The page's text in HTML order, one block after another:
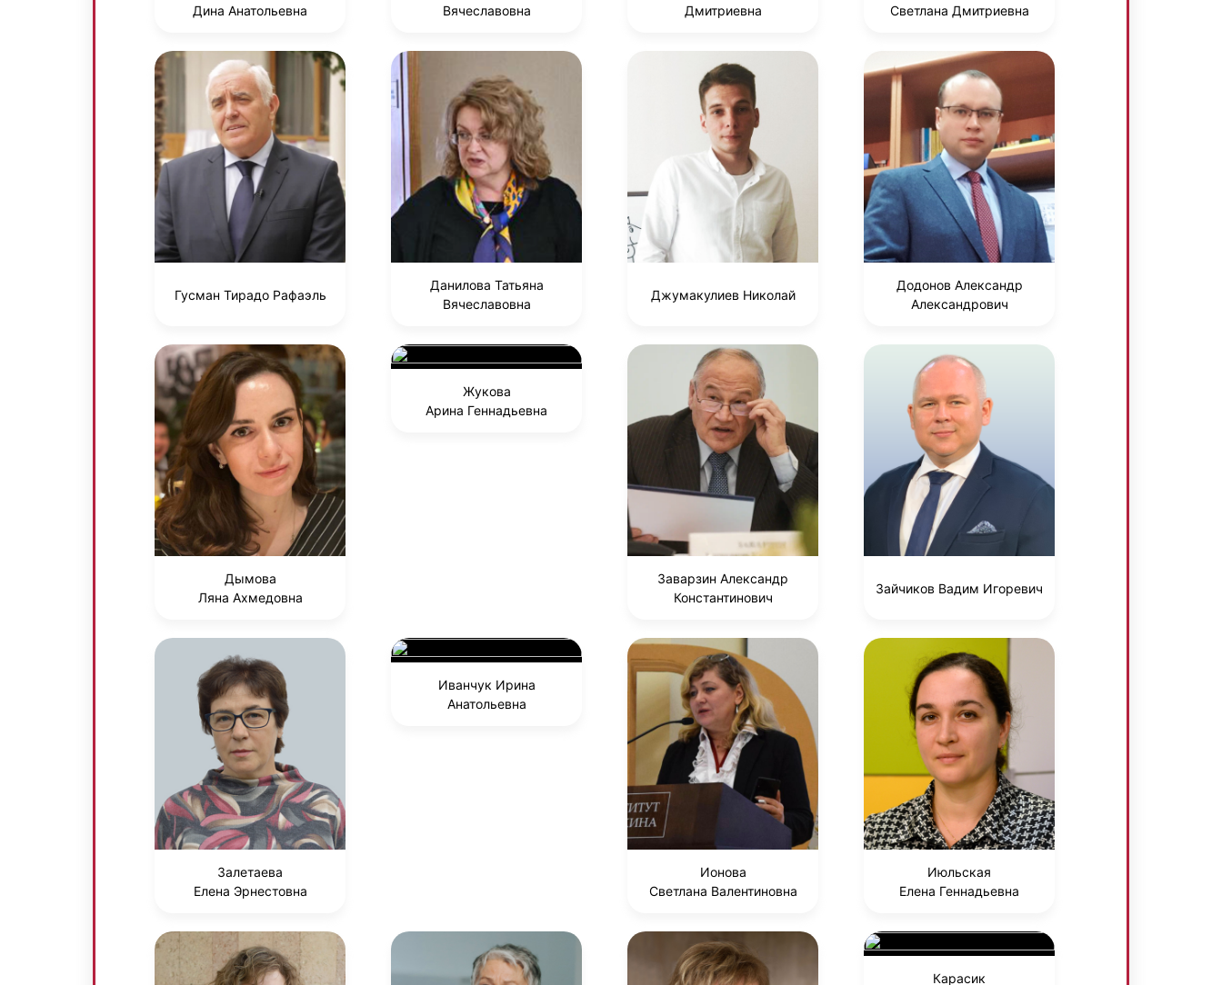
Дина Анатольевна
Вячеславовна
Дмитриевна
Светлана Дмитриевна
Гусман Тирадо Рафаэль
Данилова Татьяна
Вячеславовна
Джумакулиев Николай
Додонов Александр
Александрович
Дымова
Ляна Ахмедовна
Жукова
Арина Геннадьевна
Заварзин Александр
Константинович
Зайчиков Вадим Игоревич
Залетаева
Елена Эрнестовна
Иванчук Ирина
Анатольевна
Ионова
Светлана Валентиновна
Июльская
Елена Геннадьевна
Карасик